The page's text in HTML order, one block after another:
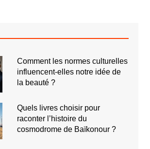
Comment les normes culturelles
influencent-elles notre idée de
la beauté ?
Quels livres choisir pour
raconter l’histoire du
cosmodrome de Baïkonour ?